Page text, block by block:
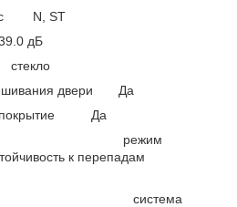
N, ST
дБ
двери Да
покрытие Да
режим
к перепадам
система